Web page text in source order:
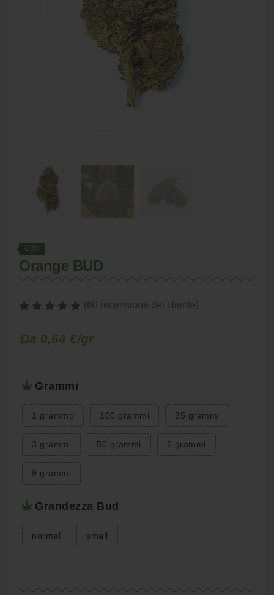
-28%
Orange BUD
base di
(60 recensione del cliente)
-Fascia
da
€3.50
€300.00
-Fascia
da
€2.98
a
€216.75
Da 0,64 €/gr
Grammi
1 grammo 100 grammi 25 grammi
3 grammi 50 grammi 6 grammi
9 grammi
Grandezza Bud
normal small